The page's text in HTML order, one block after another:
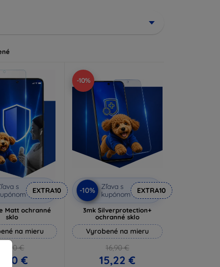
s
EXTRA10
Matt ochranné
sklo
na mieru
10,90 €
9,80 €
-10%
-10%
Zľava s
kupónom
EXTRA10
3mk Silverprotection+
ochranné sklo
Vyrobené na mieru
16,90 €
15,22 €